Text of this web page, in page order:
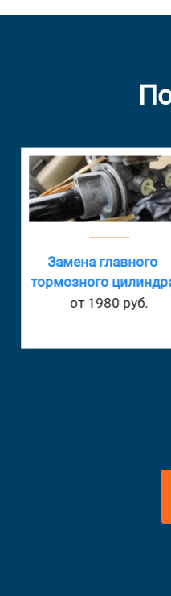
Замена главного
тормозного
от 1980 руб.